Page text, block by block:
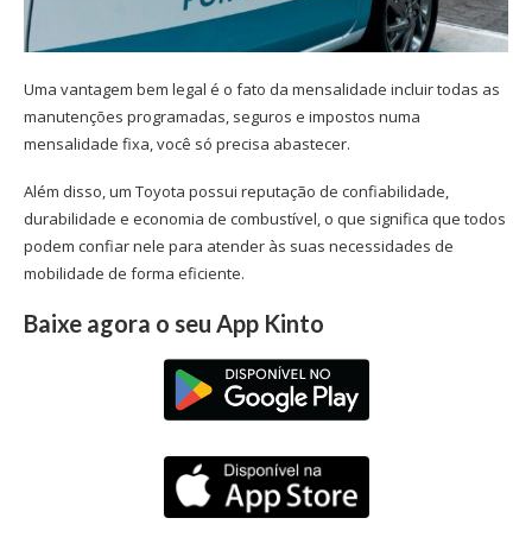
Uma vantagem bem legal é o fato da mensalidade incluir todas as
manutenções programadas, seguros e impostos numa
mensalidade fixa, você só precisa abastecer.
Além disso, um Toyota possui reputação de confiabilidade,
durabilidade e economia de combustível, o que significa que todos
podem confiar nele para atender às suas necessidades de
mobilidade de forma eficiente.
Baixe agora o seu App Kinto